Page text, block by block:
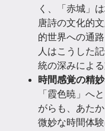
く、「赤城」
唐詩の文化的
的世界への通
人はこうした
統の深みによ
時間感覚の精
「霞色暁」へ
がらも、あた
微妙な時間体